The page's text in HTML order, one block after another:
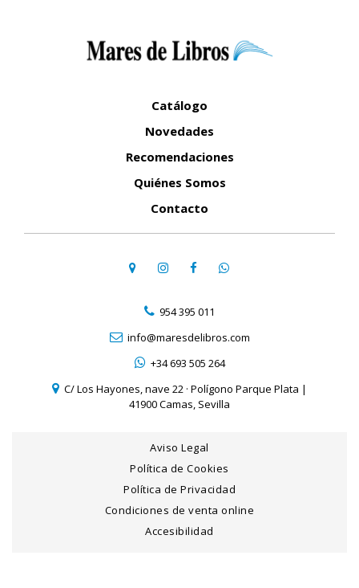
Catálogo
Novedades
Recomendaciones
Quiénes Somos
Contacto
954 395 011
info@maresdelibros.com
+34 693 505 264
C/ Los Hayones, nave 22 · Polígono Parque Plata |
41900 Camas, Sevilla
Aviso Legal
Política de Cookies
Política de Privacidad
Condiciones de venta online
Accesibilidad